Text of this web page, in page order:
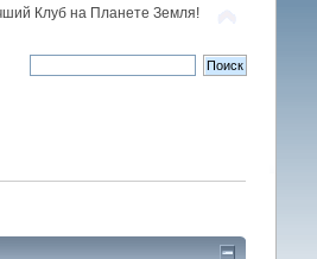
Клуб на Планете Земля!